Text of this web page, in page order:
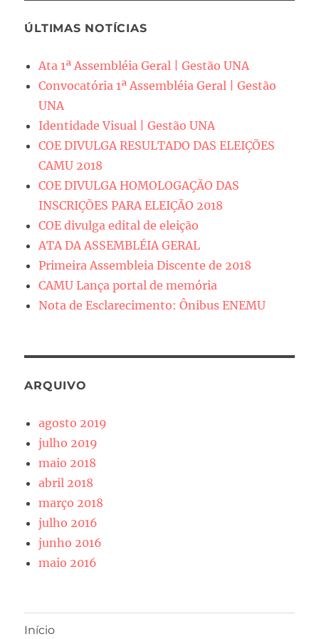
ÚLTIMAS NOTÍCIAS
Ata 1ª Assembléia Geral | Gestão UNA
Convocatória 1ª Assembléia Geral | Gestão
UNA
Identidade Visual | Gestão UNA
COE DIVULGA RESULTADO DAS ELEIÇÕES
CAMU 2018
COE DIVULGA HOMOLOGAÇÃO DAS
INSCRIÇÕES PARA ELEIÇÃO 2018
COE divulga edital de eleição
ATA DA ASSEMBLÉIA GERAL
Primeira Assembleia Discente de 2018
CAMU Lança portal de memória
Nota de Esclarecimento: Ônibus ENEMU
ARQUIVO
agosto 2019
julho 2019
maio 2018
abril 2018
março 2018
julho 2016
junho 2016
maio 2016
Início